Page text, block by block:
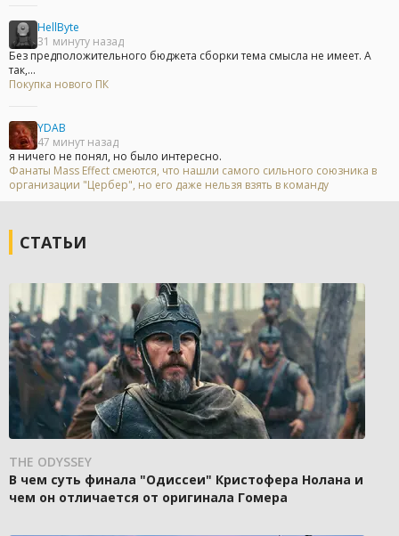
HellByte
31 минуту назад
Без предположительного бюджета сборки тема смысла не имеет. А
так,...
Покупка нового ПК
YDAB
47 минут назад
я ничего не понял, но было интересно.
Фанаты Mass Effect смеются, что нашли самого сильного союзника в
организации "Цербер", но его даже нельзя взять в команду
СТАТЬИ
THE ODYSSEY
В чем суть финала "Одиссеи" Кристофера Нолана и
чем он отличается от оригинала Гомера